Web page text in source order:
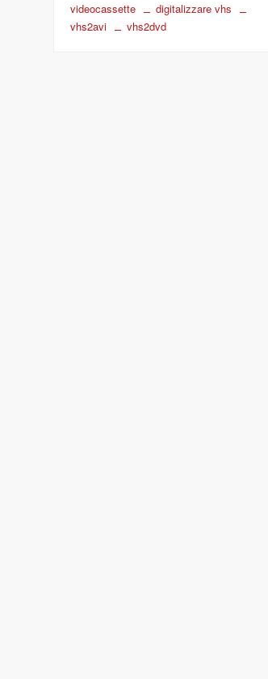
videocassette
digitalizzare vhs
vhs2avi
vhs2dvd